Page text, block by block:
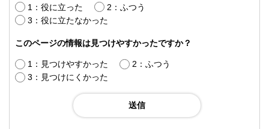
1：役に立った
2：ふつう
3：役に立たなかった
このページの情報は見つけやすかったですか？
1：見つけやすかった
2：ふつう
3：見つけにくかった